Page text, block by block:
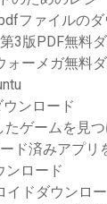
ファイルの
3版PDF無料
ォーメガ無料
ンロード
たゲームを見
ド済みアプリ
ンロード
イドダウンロ